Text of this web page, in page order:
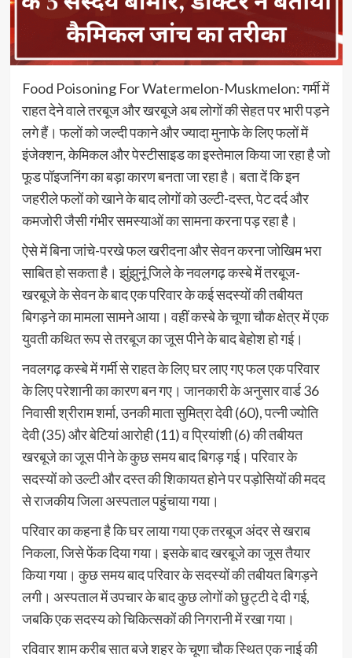
Food Poisoning For Watermelon-Muskmelon: गर्मी में
राहत देने वाले तरबूज और खरबूजे अब लोगों की सेहत पर भारी पड़ने
लगे हैं। फलों को जल्दी पकाने और ज्यादा मुनाफे के लिए फलों में
इंजेक्शन, केमिकल और पेस्टीसाइड का इस्तेमाल किया जा रहा है जो
फूड पॉइजनिंग का बड़ा कारण बनता जा रहा है। बता दें कि इन
जहरीले फलों को खाने के बाद लोगों को उल्टी-दस्त, पेट दर्द और
कमजोरी जैसी गंभीर समस्याओं का सामना करना पड़ रहा है।
ऐसे में बिना जांचे-परखे फल खरीदना और सेवन करना जोखिम भरा
साबित हो सकता है। झुंझुनूं जिले के नवलगढ़ कस्बे में तरबूज-
खरबूजे के सेवन के बाद एक परिवार के कई सदस्यों की तबीयत
बिगड़ने का मामला सामने आया। वहीं कस्बे के चूणा चौक क्षेत्र में एक
युवती कथित रूप से तरबूज का जूस पीने के बाद बेहोश हो गई।
नवलगढ़ कस्बे में गर्मी से राहत के लिए घर लाए गए फल एक परिवार
के लिए परेशानी का कारण बन गए। जानकारी के अनुसार वार्ड 36
निवासी श्रीराम शर्मा, उनकी माता सुमित्रा देवी (60), पत्नी ज्योति
देवी (35) और बेटियां आरोही (11) व प्रियांशी (6) की तबीयत
खरबूजे का जूस पीने के कुछ समय बाद बिगड़ गई। परिवार के
सदस्यों को उल्टी और दस्त की शिकायत होने पर पड़ोसियों की मदद
से राजकीय जिला अस्पताल पहुंचाया गया।
परिवार का कहना है कि घर लाया गया एक तरबूज अंदर से खराब
निकला, जिसे फेंक दिया गया। इसके बाद खरबूजे का जूस तैयार
किया गया। कुछ समय बाद परिवार के सदस्यों की तबीयत बिगड़ने
लगी। अस्पताल में उपचार के बाद कुछ लोगों को छुट्टी दे दी गई,
जबकि एक सदस्य को चिकित्सकों की निगरानी में रखा गया।
रविवार शाम करीब सात बजे शहर के चूणा चौक स्थित एक नाई की